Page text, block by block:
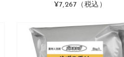
¥7,267 （税込）